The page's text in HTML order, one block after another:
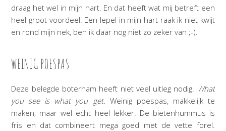
draag het wel in mijn hart. En dat heeft wat mij betreft een
heel groot voordeel. Een lepel in mijn hart raak ik niet kwijt
en rond mijn nek, ben ik daar nog niet zo zeker van ;-).
WEINIG POESPAS
Deze belegde boterham heeft niet veel uitleg nodig. What
you see is what you get. Weinig poespas, makkelijk te
maken, maar wel echt heel lekker. De bietenhummus is
fris en dat combineert mega goed met de vette forel.